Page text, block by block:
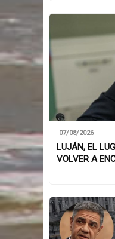
07/08/2026
LUJÁN, EL
VOLVER A